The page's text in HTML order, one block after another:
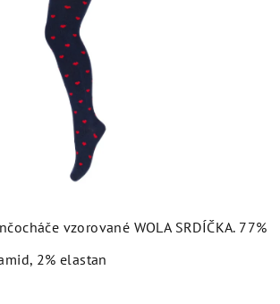
vzorované WOLA SRDÍČKA. 77%
2% elastan